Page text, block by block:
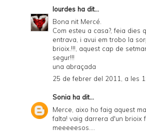
lourdes ha dit...
Bona nit Mercé.
Com esteu a casa?, feia dies
entrava, i avui em trobo la
brioix.!!!, aquest cap de
segur!!!
una abraçada
25 de febrer del 2011, a les
Sonia ha dit...
Merce, aixo ho faig aquest
falta! vaig darrera d'un brioix
meeeeesos....